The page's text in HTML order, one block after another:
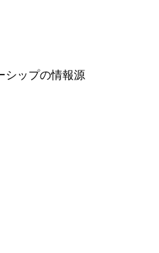
シップの情報源